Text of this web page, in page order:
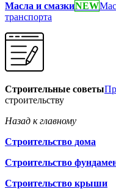
Масла и смазкиNEW
транспорта
Строительные советы
строительству
Назад к главному
Строительство дома
Строительство
Строительство крыши